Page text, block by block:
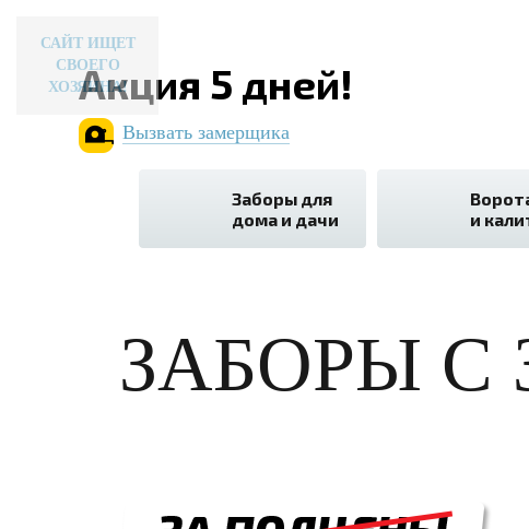
Акция 5 дней!
Вызвать замерщика
САЙТ ИЩЕТ
СВОЕГО
ХОЗЯИНА!
Заборы для
дома и дачи
и
ЗАБОРЫ С